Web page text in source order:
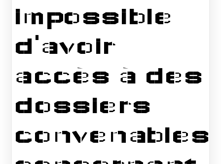
impossible
d'avoir
accès à des
dossiers
convenables